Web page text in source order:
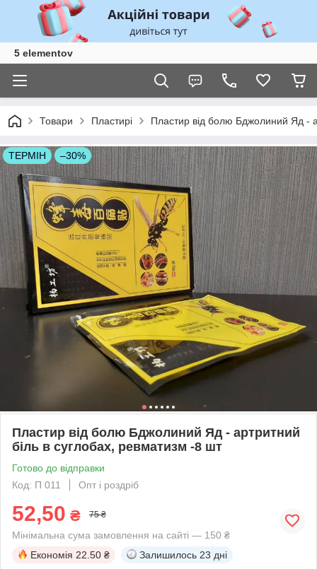
5 elementov
Товари Пластирі Пластир від болю Бджолиний Яд -
ТЕРМІН –30%
Пластир від болю Бджолиний Яд - артритний
біль в суглобах, ревматизм -8 шт
Готово до відправки
Код: П 011
Опт і роздріб
52,50 ₴ 75 ₴
Мінімальна сума замовлення на сайті — 150 ₴
Економія 22.50 ₴ Залишилось 23 дні